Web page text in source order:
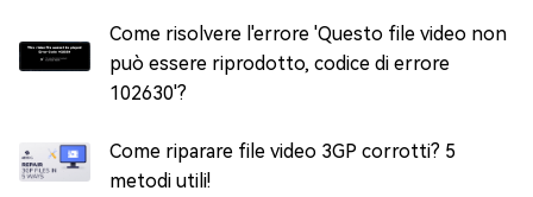
Come risolvere l'errore 'Questo file video non
può essere riprodotto, codice di errore
102630'?
Come riparare file video 3GP corrotti? 5
metodi utili!